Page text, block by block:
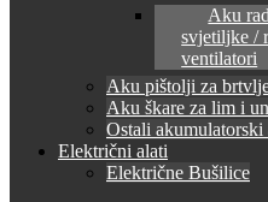
Aku
svjetiljke /
ventilatori
Aku pištolji za
Aku škare za lim i
Ostali akumulatorski
Električni alati
Električne Bušilice